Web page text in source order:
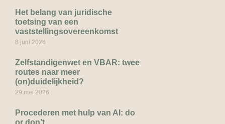
Het belang van juridische
toetsing van een
vaststellingsovereenkomst
8 juni 2026
Zelfstandigenwet en VBAR: twee
routes naar meer
(on)duidelijkheid?
29 mei 2026
Procederen met hulp van AI: do
or don’t